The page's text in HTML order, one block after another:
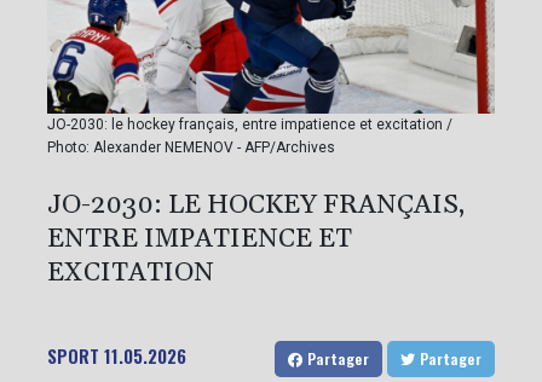
JO-2030: le hockey français, entre impatience et excitation /
Photo: Alexander NEMENOV - AFP/Archives
JO-2030: LE HOCKEY FRANÇAIS,
ENTRE IMPATIENCE ET
EXCITATION
SPORT 11.05.2026 Partager Partager